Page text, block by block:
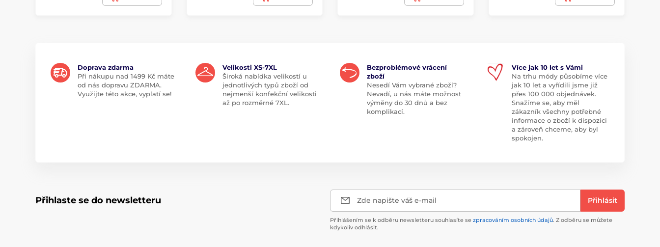
Doprava zdarma
Při nákupu nad 1499 Kč máte
od nás dopravu ZDARMA.
Využijte této akce, vyplatí se!
Velikosti XS-7XL
Široká nabídka velikostí u
jednotlivých typů zboží od
nejmenší konfekční velikosti
až po rozměrné 7XL.
Bezproblémové vrácení
zboží
Nesedí Vám vybrané zboží?
Nevadí, u nás máte možnost
výměny do 30 dnů a bez
komplikací.
Více jak 10 let s Vámi
Na trhu módy působíme více
jak 10 let a vyřídili jsme již
přes 100 000 objednávek.
Snažíme se, aby měl
zákazník všechny potřebné
informace o zboží k dispozici
a zároveň chceme, aby byl
spokojen.
Přihlaste se do newsletteru Zde napište váš e-mail Přihlásit
Přihlášením se k odběru newsletteru souhlasíte se zpracováním osobních údajů. Z odběru se můžete
kdykoliv odhlásit.